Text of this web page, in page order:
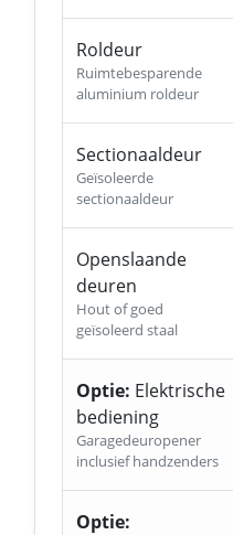
Roldeur
Ruimtebesparende
aluminium roldeur
Sectionaaldeur
Geïsoleerde
sectionaaldeur
Openslaande
deuren
Hout of goed
geïsoleerd staal
Optie: Elektrische
bediening
Garagedeuropener
inclusief handzenders
Optie: